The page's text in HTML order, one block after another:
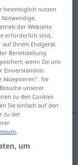
>
antippen)
bestmöglich nutzen
der Webseite
erforderlich sind,
auf Ihrem Endgerät
Bereitstellung
wenn Sie uns
Einverständnis
Akzeptieren“. Sie
unserer
zu den Cookies
Sie einfach auf den
zu der
.
um